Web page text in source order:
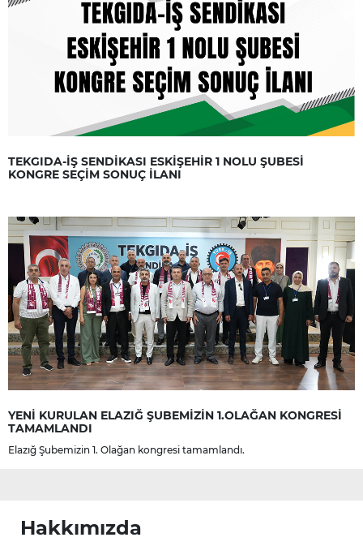
TEKGIDA-İŞ SENDİKASI ESKİŞEHİR 1 NOLU ŞUBESİ
KONGRE SEÇİM SONUÇ İLANI
YENİ KURULAN ELAZIĞ ŞUBEMİZİN 1.OLAĞAN KONGRESİ
TAMAMLANDI
Elazığ Şubemizin 1. Olağan kongresi tamamlandı.
Hakkımızda